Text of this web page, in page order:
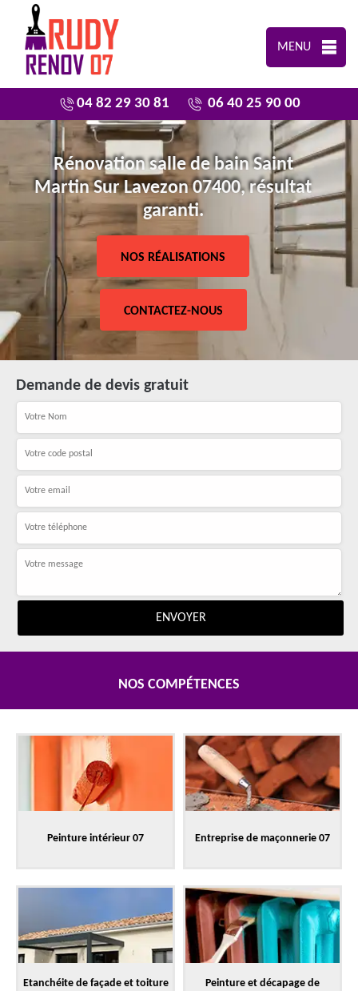
MENU
04 82 29 30 81 06 40 25 90 00
Rénovation salle de bain Saint
Martin Sur Lavezon 07400, résultat
garanti.
NOS RÉALISATIONS
CONTACTEZ-NOUS
Demande de devis gratuit
NOS COMPÉTENCES
Peinture intérieur 07 Entreprise de maçonnerie 07
Etanchéite de façade et toiture
Peinture et décapage de